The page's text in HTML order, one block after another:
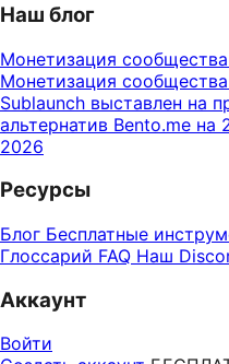
Наш блог
Монетизация
Монетизация
Sublaunch выставлен на
альтернатив Bento.me на
2026
Ресурсы
Блог Бесплатные
Глоссарий FAQ Наш
Аккаунт
Войти